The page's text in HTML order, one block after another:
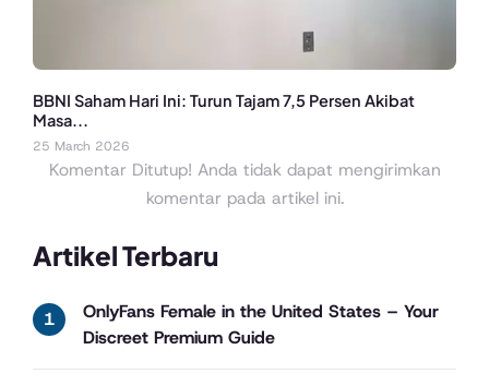
Artikel Terbaru
OnlyFans Female in the United States – Your
Discreet Premium Guide
BBNI Saham Hari Ini: Turun Tajam 7,5 Persen Akibat
Masa...
25 March 2026
Komentar Ditutup! Anda tidak dapat mengirimkan
komentar pada artikel ini.